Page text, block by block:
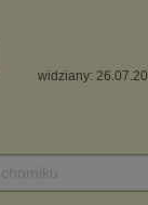
widziany: